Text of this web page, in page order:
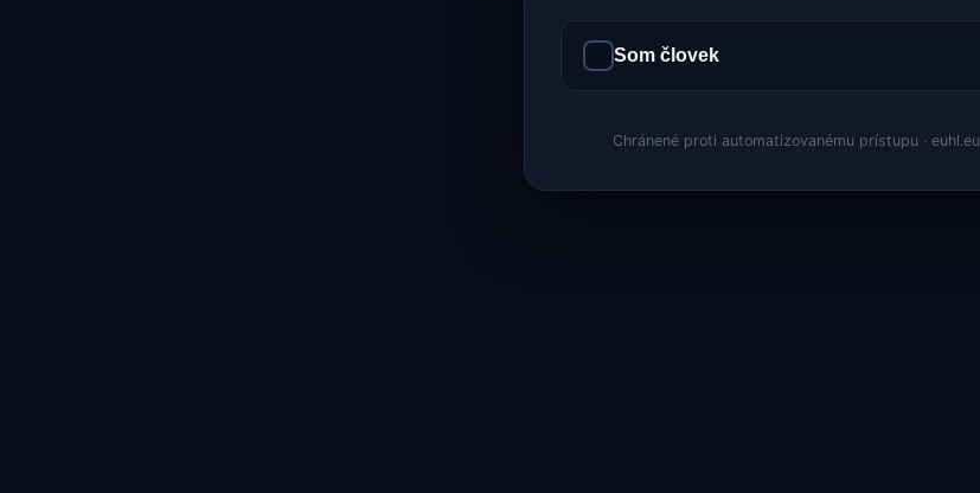
Som človek
Chránené proti automatizovanému prístupu · euhl.eu